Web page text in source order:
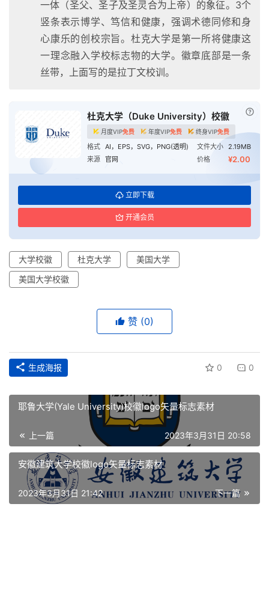
赛
注册
一体（圣父、圣子及圣灵合为上帝）的象征。3个
竖条表示博学、笃信和健康，强调术德同修和身
心康乐的创校宗旨。杜克大学是第一所将健康这
一理念融入学校标志物的大学。徽章底部是一条
丝带，上面写的是拉丁文校训。
杜克大学（Duke University）校徽
月度VIP免费 年度VIP免费 终身VIP免费
格式 AI，EPS，SVG，PNG(透明) 文件大小
2.19MB
来源 官网 价格 ¥2.00
立即下载
开通会员
大学校徽 杜克大学
美国大学
美国大学校徽
赞 (0)
生成海报 0 0
耶鲁大学(Yale University)校徽logo矢量标志素材
上一篇 2023年3月31日 20:58
安徽建筑大学校徽logo矢量标志素材
下一篇
2023年3月31日 21:42